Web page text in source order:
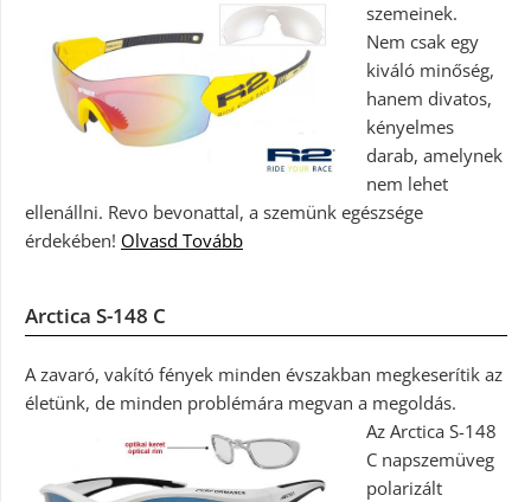
szemeinek.
Nem csak egy
kiváló minőség,
hanem divatos,
kényelmes
darab, amelynek
nem lehet
ellenállni. Revo bevonattal, a szemünk egészsége
érdekében! Olvasd Tovább
Arctica S-148 C
A zavaró, vakító fények minden évszakban megkeserítik az
életünk, de minden problémára megvan a megoldás.
Az Arctica S-148
C napszemüveg
polarizált